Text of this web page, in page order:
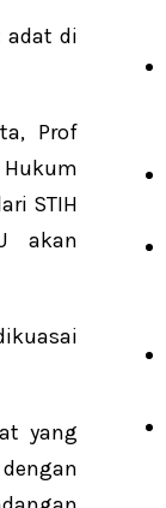
adat di
Prof
STIH
akan
yang